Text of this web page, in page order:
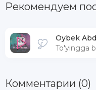
Рекомендуем
Oybek
To'yingga
Комментарии (0)